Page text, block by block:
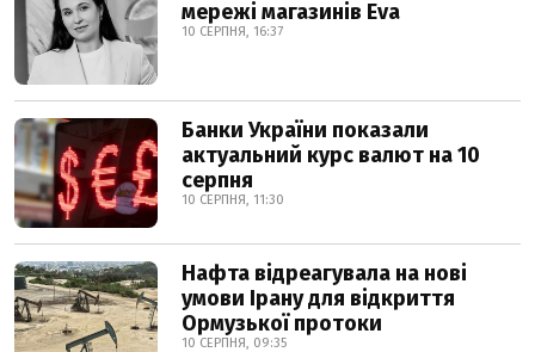
мережі магазинів Eva
10 СЕРПНЯ, 16:37
Банки України показали
актуальний курс валют на 10
серпня
10 СЕРПНЯ, 11:30
Нафта відреагувала на нові
умови Ірану для відкриття
Ормузької протоки
10 СЕРПНЯ, 09:35